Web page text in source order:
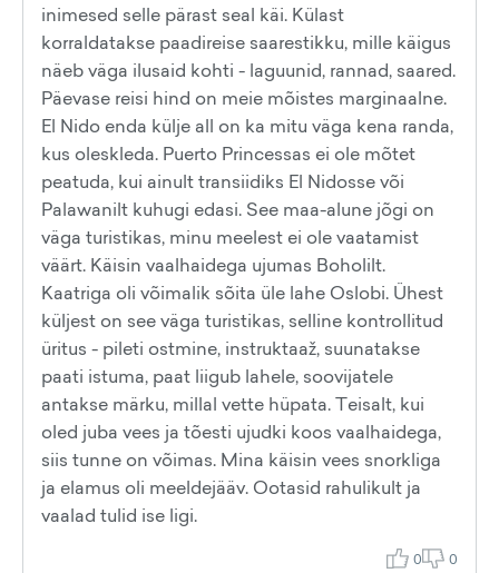
inimesed selle pärast seal käi. Külast
korraldatakse paadireise saarestikku, mille käigus
näeb väga ilusaid kohti - laguunid, rannad, saared.
Päevase reisi hind on meie mõistes marginaalne.
El Nido enda külje all on ka mitu väga kena randa,
kus oleskleda. Puerto Princessas ei ole mõtet
peatuda, kui ainult transiidiks El Nidosse või
Palawanilt kuhugi edasi. See maa-alune jõgi on
väga turistikas, minu meelest ei ole vaatamist
väärt. Käisin vaalhaidega ujumas Boholilt.
Kaatriga oli võimalik sõita üle lahe Oslobi. Ühest
küljest on see väga turistikas, selline kontrollitud
üritus - pileti ostmine, instruktaaž, suunatakse
paati istuma, paat liigub lahele, soovijatele
antakse märku, millal vette hüpata. Teisalt, kui
oled juba vees ja tõesti ujudki koos vaalhaidega,
siis tunne on võimas. Mina käisin vees snorkliga
ja elamus oli meeldejääv. Ootasid rahulikult ja
vaalad tulid ise ligi.
0 0